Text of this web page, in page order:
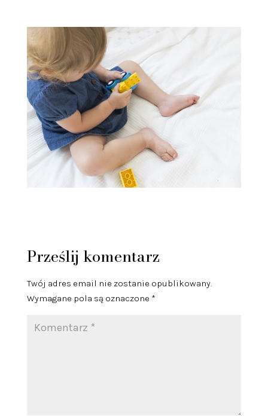
Prześlij komentarz
Twój adres email nie zostanie opublikowany.
Wymagane pola są oznaczone *